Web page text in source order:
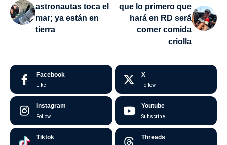
astronautas toca el
mar; ya están en
tierra
que lo primero que
hará en RD será
comer comida
criolla
Facebook
Like
X
Follow
Instagram
Follow
Youtube
Subscribe
Tiktok Threads